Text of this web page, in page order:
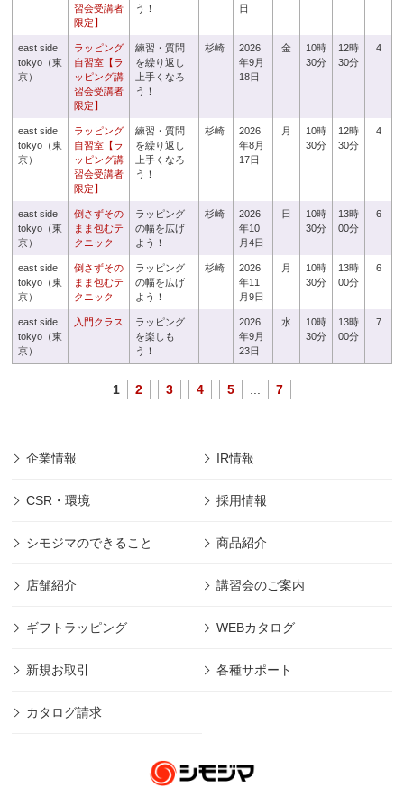
習会受講者
限定】
う！
日
east side
tokyo（東
京）
ラッピング
自習室【ラ
ッピング講
習会受講者
限定】
練習・質問
を繰り返し
上手くなろ
う！
杉崎
2026
年9月
18日
金
10時
30分
12時
30分
4
east side
tokyo（東
京）
ラッピング
自習室【ラ
ッピング講
習会受講者
限定】
練習・質問
を繰り返し
上手くなろ
う！
杉崎
2026
年8月
17日
月
10時
30分
12時
30分
4
east side
tokyo（東
京）
倒さずその
まま包むテ
クニック
ラッピング
の幅を広げ
よう！
杉崎
2026
年10
月4日
日
10時
30分
13時
00分
6
east side
tokyo（東
京）
倒さずその
まま包むテ
クニック
ラッピング
の幅を広げ
よう！
杉崎
2026
年11
月9日
月
10時
30分
13時
00分
6
east side
tokyo（東
京）
入門クラス
ラッピング
を楽しも
う！
2026
年9月
23日
水
10時
30分
13時
00分
7
1 2 3 4 5 7
企業情報 IR情報
CSR・環境 採用情報
シモジマのできること 商品紹介
店舗紹介 講習会のご案内
ギフトラッピング WEBカタログ
新規お取引 各種サポート
カタログ請求